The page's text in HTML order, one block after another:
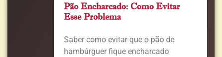
Pão Encharcado: Como Evitar
Esse Problema
Saber como evitar que o pão de
hambúrguer fique encharcado